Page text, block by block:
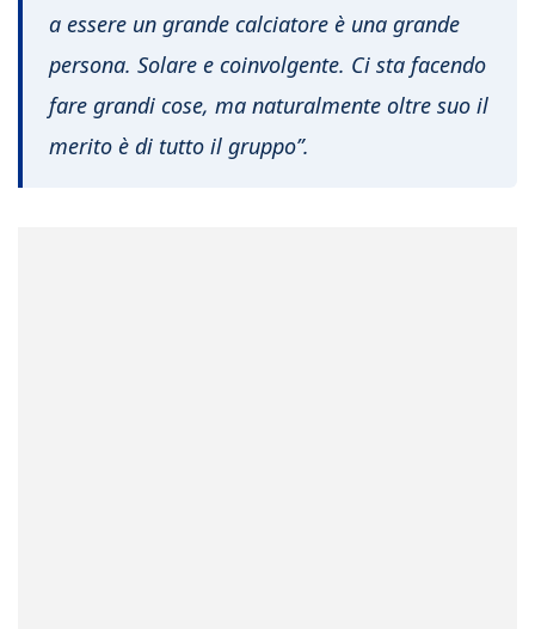
a essere un grande calciatore è una grande
persona. Solare e coinvolgente. Ci sta facendo
fare grandi cose, ma naturalmente oltre suo il
merito è di tutto il gruppo”.